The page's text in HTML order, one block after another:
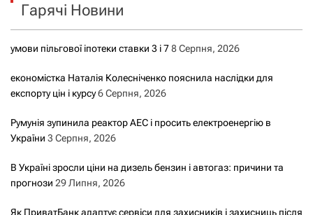
Гарячі Новини
умови пільгової іпотеки ставки 3 і 78 Серпня, 2026
економістка Наталія Колесніченко пояснила наслідки для
експорту цін і курсу6 Серпня, 2026
Румунія зупинила реактор АЕС і просить електроенергію в
України 3 Серпня, 2026
В Україні зросли ціни на дизель бензин і автогаз: причини та
прогнози 29 Липня, 2026
Як ПриватБанк адаптує сервіси для захисників і захисниць після